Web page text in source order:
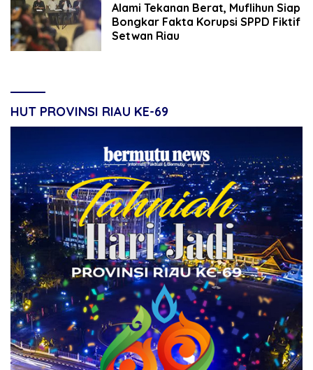
Alami Tekanan Berat, Muflihun Siap
Bongkar Fakta Korupsi SPPD Fiktif
Setwan Riau
HUT PROVINSI RIAU KE-69